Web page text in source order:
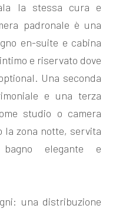
la stessa cura e
padronale è una
en-suite e cabina
e riservato dove
Una seconda
e una terza
studio o camera
la zona notte, servita
elegante e
una distribuzione